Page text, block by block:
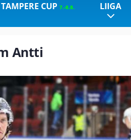
TAMPERE CUP 7.-8.8. LIIGA
Antti